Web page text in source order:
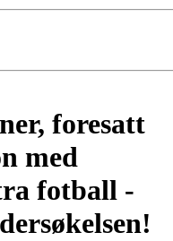
foresatt
med
fotball -